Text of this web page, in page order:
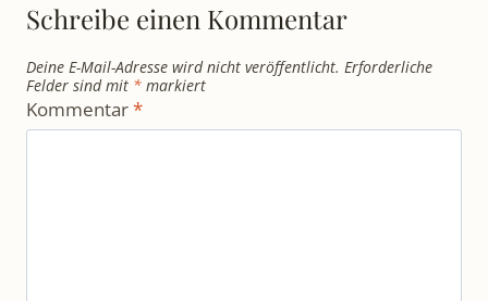
Schreibe einen Kommentar
Deine E-Mail-Adresse wird nicht veröffentlicht. Erforderliche
Felder sind mit * markiert
Kommentar*